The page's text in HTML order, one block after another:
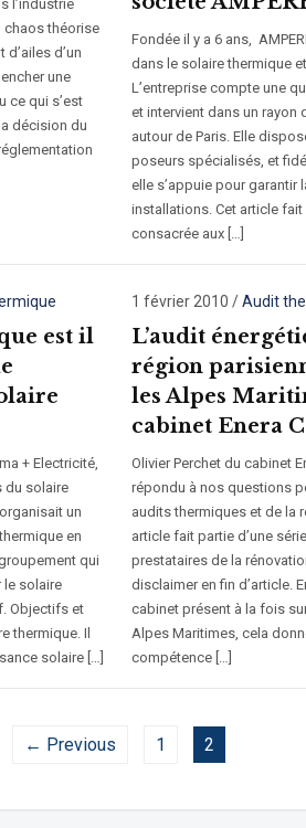
l’industrie
théorise
d’un
une
ce qui s’est
décision du
Fondée il y a 6 ans,
dans le solaire thermique
L’entreprise compte une
et intervient dans un rayon
autour de Paris. Elle
poseurs spécialisés, et
elle s’appuie pour garantir
installations. Cet article fait
consacrée aux […]
est il
+ Electricité,
du solaire
un
en
qui
le solaire
Objectifs et
thermique. Il
solaire […]
1 février 2010 /Audit
L’audit
région
les Alpes
cabinet Enera
Olivier Perchet du cabinet
répondu à nos questions
audits thermiques et de la
article fait partie d’une
prestataires de la
disclaimer en fin d’article.
cabinet présent à la fois
Alpes Maritimes, cela
compétence […]
← Previous 1 2